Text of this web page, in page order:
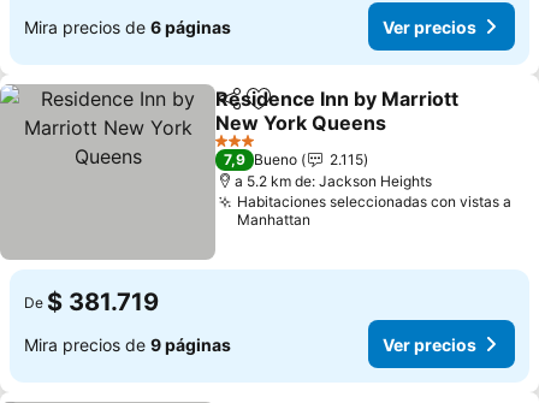
Mira precios de 6 páginas Ver precios
CompartirAgregar a favoritos
Residence Inn by Marriott
New York Queens
Ver precios
3 Estrellas
7,9 Bueno
2.115
a 5.2 km de: Jackson Heights
Habitaciones seleccionadas con vistas a
Manhattan
De $ 381.719
Mira precios de 9 páginas Ver precios